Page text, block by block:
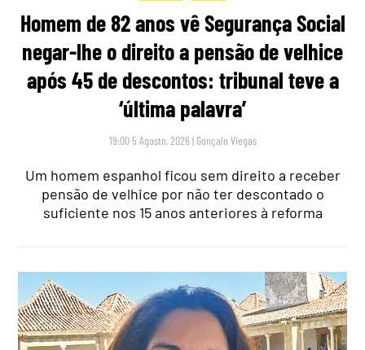
Homem de 82 anos vê Segurança Social
negar-lhe o direito a pensão de velhice
após 45 de descontos: tribunal teve a
‘última palavra’
19:00 5 Agosto, 2026 | Gonçalo Viegas
Um homem espanhol ficou sem direito a receber
pensão de velhice por não ter descontado o
suficiente nos 15 anos anteriores à reforma